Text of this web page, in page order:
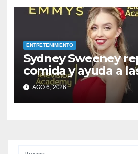
ENTRETENIMIENTO
Sydney Sweeney
comida y ayuda a
afectadas por los
en su ciudad natal
AGO 6, 2026